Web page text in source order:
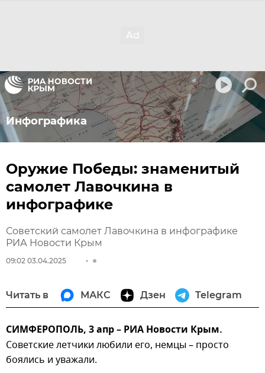
Инфографика
Оружие Победы: знаменитый
самолет Лавочкина в
инфографике
Советский самолет Лавочкина в инфографике
РИА Новости Крым
09:02 03.04.2025
Читать в МАКС Дзен Telegram
СИМФЕРОПОЛЬ, 3 апр – РИА Новости Крым.
Советские летчики любили его, немцы – просто
боялись и уважали.